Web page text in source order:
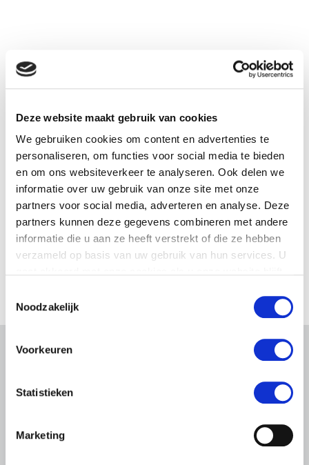
Deze website maakt gebruik van cookies
We gebruiken cookies om content en advertenties te
personaliseren, om functies voor social media te bieden
en om ons websiteverkeer te analyseren. Ook delen we
informatie over uw gebruik van onze site met onze
partners voor social media, adverteren en analyse. Deze
partners kunnen deze gegevens combineren met andere
informatie die u aan ze heeft verstrekt of die ze hebben
verzameld op basis van uw gebruik van hun services. U
Noodzakelijk
Voorkeuren
Statistieken
Marketing
Abonneren via e-mail